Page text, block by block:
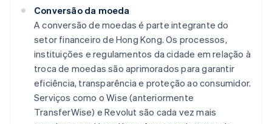
Conversão da moeda
A conversão de moedas é parte integrante do
setor financeiro de Hong Kong. Os processos,
instituições e regulamentos da cidade em relação à
troca de moedas são aprimorados para garantir
eficiência, transparência e proteção ao consumidor.
Serviços como o Wise (anteriormente
TransferWise) e Revolut são cada vez mais